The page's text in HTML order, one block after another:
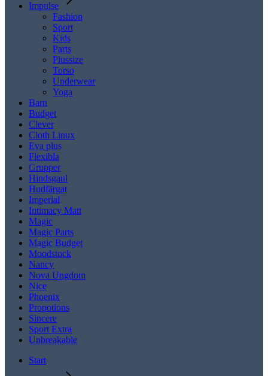
Impulse
Fashion
Sport
Kids
Parts
Plussize
Torso
Underwear
Yoga
Barn
Budget
Clever
Cloth Linux
Eva plus
Flexibla
Grupper
Hindsgaul
Hudfärgat
Imperial
Intimacy Matt
Magic
Magic Parts
Magic Budget
Moodstock
Nancy
Nova Ungdom
Nice
Phoenix
Propotions
Sincere
Sport Extra
Unbreakable
Start